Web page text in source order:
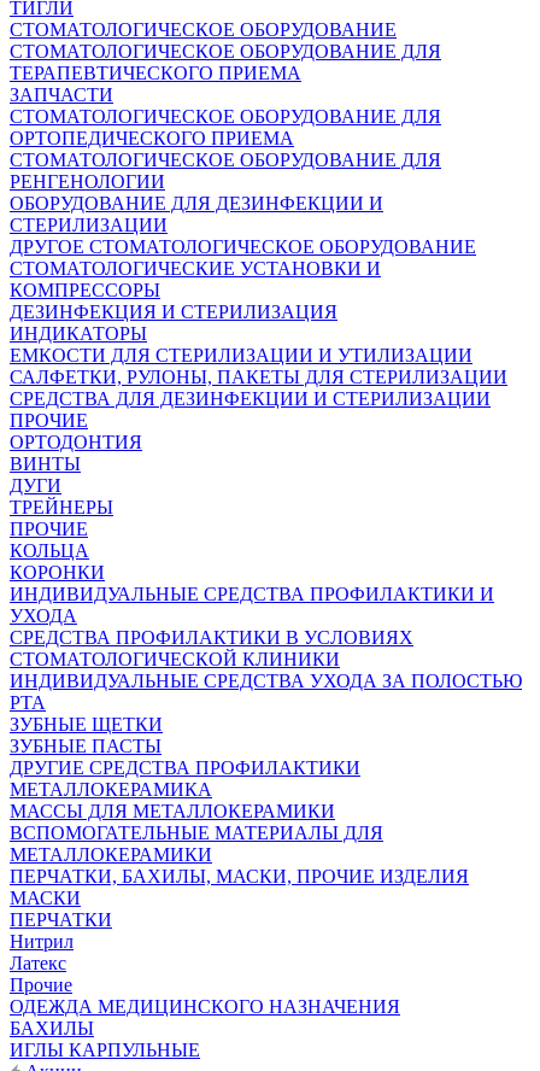
ТИГЛИ
СТОМАТОЛОГИЧЕСКОЕ ОБОРУДОВАНИЕ
СТОМАТОЛОГИЧЕСКОЕ ОБОРУДОВАНИЕ ДЛЯ
ТЕРАПЕВТИЧЕСКОГО ПРИЕМА
ЗАПЧАСТИ
СТОМАТОЛОГИЧЕСКОЕ ОБОРУДОВАНИЕ ДЛЯ
ОРТОПЕДИЧЕСКОГО ПРИЕМА
СТОМАТОЛОГИЧЕСКОЕ ОБОРУДОВАНИЕ ДЛЯ
РЕНГЕНОЛОГИИ
ОБОРУДОВАНИЕ ДЛЯ ДЕЗИНФЕКЦИИ И
СТЕРИЛИЗАЦИИ
ДРУГОЕ СТОМАТОЛОГИЧЕСКОЕ ОБОРУДОВАНИЕ
СТОМАТОЛОГИЧЕСКИЕ УСТАНОВКИ И
КОМПРЕССОРЫ
ДЕЗИНФЕКЦИЯ И СТЕРИЛИЗАЦИЯ
ИНДИКАТОРЫ
ЕМКОСТИ ДЛЯ СТЕРИЛИЗАЦИИ И УТИЛИЗАЦИИ
САЛФЕТКИ, РУЛОНЫ, ПАКЕТЫ ДЛЯ СТЕРИЛИЗАЦИИ
СРЕДСТВА ДЛЯ ДЕЗИНФЕКЦИИ И СТЕРИЛИЗАЦИИ
ПРОЧИЕ
ОРТОДОНТИЯ
ВИНТЫ
ДУГИ
ТРЕЙНЕРЫ
ПРОЧИЕ
КОЛЬЦА
КОРОНКИ
ИНДИВИДУАЛЬНЫЕ СРЕДСТВА ПРОФИЛАКТИКИ И
УХОДА
СРЕДСТВА ПРОФИЛАКТИКИ В УСЛОВИЯХ
СТОМАТОЛОГИЧЕСКОЙ КЛИНИКИ
ИНДИВИДУАЛЬНЫЕ СРЕДСТВА УХОДА ЗА ПОЛОСТЬЮ
РТА
ЗУБНЫЕ ЩЕТКИ
ЗУБНЫЕ ПАСТЫ
ДРУГИЕ СРЕДСТВА ПРОФИЛАКТИКИ
МЕТАЛЛОКЕРАМИКА
МАССЫ ДЛЯ МЕТАЛЛОКЕРАМИКИ
ВСПОМОГАТЕЛЬНЫЕ МАТЕРИАЛЫ ДЛЯ
МЕТАЛЛОКЕРАМИКИ
ПЕРЧАТКИ, БАХИЛЫ, МАСКИ, ПРОЧИЕ ИЗДЕЛИЯ
МАСКИ
ПЕРЧАТКИ
Нитрил
Латекс
Прочие
ОДЕЖДА МЕДИЦИНСКОГО НАЗНАЧЕНИЯ
БАХИЛЫ
ИГЛЫ КАРПУЛЬНЫЕ